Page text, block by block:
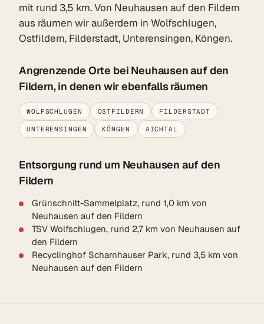
mit rund 3,5 km. Von Neuhausen auf den Fildern
aus räumen wir außerdem in Wolfschlugen,
Ostfildern, Filderstadt, Unterensingen, Köngen.
Angrenzende Orte bei Neuhausen auf den
Fildern, in denen wir ebenfalls räumen
WOLFSCHLUGEN OSTFILDERN FILDERSTADT
UNTERENSINGEN KÖNGEN AICHTAL
Entsorgung rund um Neuhausen auf den
Fildern
Grünschnitt-Sammelplatz, rund 1,0 km von
Neuhausen auf den Fildern
TSV Wolfschlugen, rund 2,7 km von Neuhausen auf
den Fildern
Recyclinghof Scharnhauser Park, rund 3,5 km von
Neuhausen auf den Fildern